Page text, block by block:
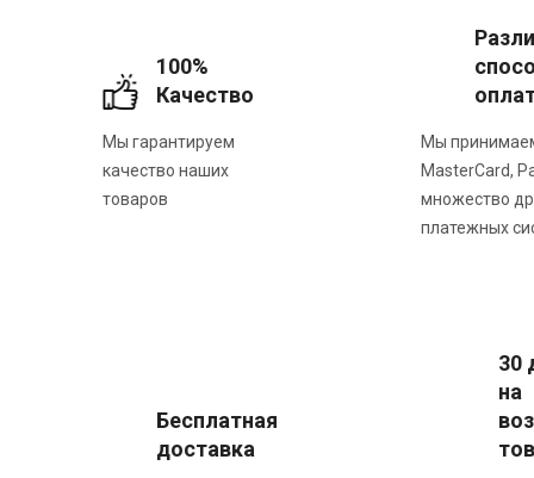
100%
Качество
Мы гарантируем
качество наших
товаров
Мы
MasterCard,
множество
платежных
Бесплатная
доставка
30
на